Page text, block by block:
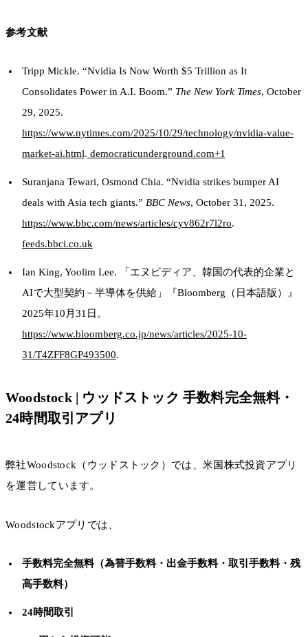
参考文献
Tripp Mickle. “Nvidia Is Now Worth $5 Trillion as It
Consolidates Power in A.I. Boom.” The New York Times, October
29, 2025.
https://www.nytimes.com/2025/10/29/technology/nvidia-value-
market-ai.html. democraticunderground.com+1
Suranjana Tewari, Osmond Chia. “Nvidia strikes bumper AI
deals with Asia tech giants.” BBC News, October 31, 2025.
https://www.bbc.com/news/articles/cyv862r7l2ro.
feeds.bbci.co.uk
Ian King, Yoolim Lee. 「エヌビディア、韓国の代表的企業と
AIで大型契約－半導体を供給」『Bloomberg（日本語版）』
2025年10月31日。
https://www.bloomberg.co.jp/news/articles/2025-10-
31/T4ZFF8GP493500.
Woodstock | ウッドストック 手数料完全無料・
24時間取引アプリ
弊社Woodstock（ウッドストック）では、米国株式投資アプリ
を運営しています。
Woodstockアプリでは、
手数料完全無料（為替手数料・出金手数料・取引手数料・残
高手数料）
24時間取引